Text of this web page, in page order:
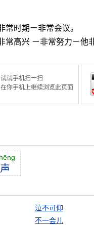
时期ㄧ非常会议。
高兴 ㄧ非常努力ㄧ他
试试手机扫一扫
在你手机上继续浏览此页面
声
泣不可仰
不一会儿